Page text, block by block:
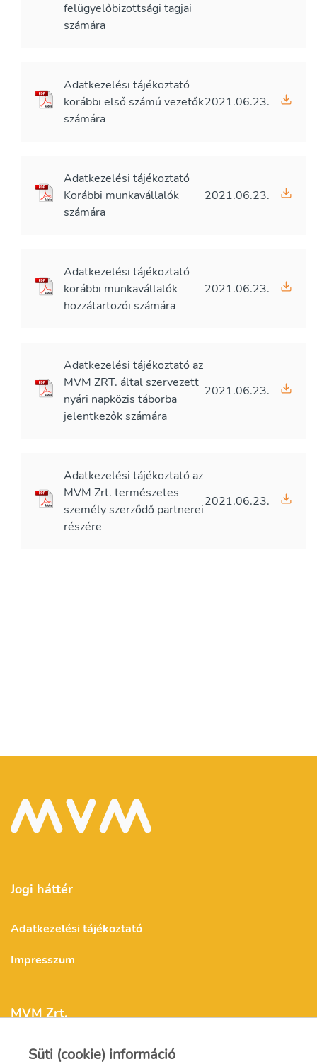
felügyelőbizottsági tagjai
számára
Adatkezelési tájékoztató
korábbi első számú vezetők
számára
2021.06.23.
Adatkezelési tájékoztató
Korábbi munkavállalók
számára
2021.06.23.
Adatkezelési tájékoztató
korábbi munkavállalók
hozzátartozói számára
2021.06.23.
Adatkezelési tájékoztató az
MVM ZRT. által szervezett
nyári napközis táborba
jelentkezők számára
2021.06.23.
Adatkezelési tájékoztató az
MVM Zrt. természetes
személy szerződő partnerei
részére
2021.06.23.
Jogi háttér
Adatkezelési tájékoztató
Impresszum
MVM Zrt.
Süti (cookie) információ